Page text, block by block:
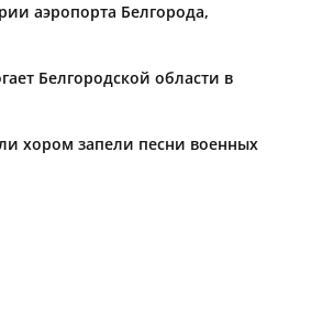
аэропорта Белгорода,
Белгородской области в
хором запели песни военных